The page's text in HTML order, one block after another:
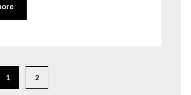
1 2